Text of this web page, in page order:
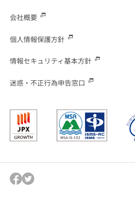
会社概要
個人情報保護方針
情報セキュリティ基本方針
迷惑・不正行為申告窓口